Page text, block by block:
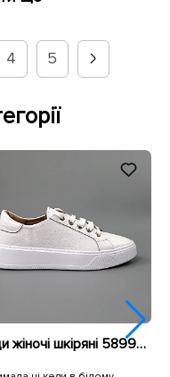
4 5
Кеди жіночі шкіряні 589967 Білі